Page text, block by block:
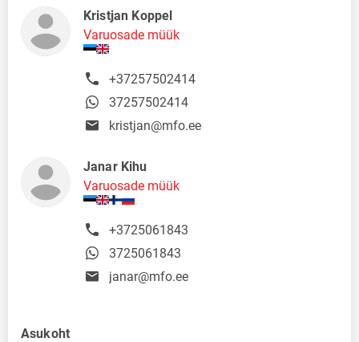
Kristjan Koppel
Varuosade müük
+37257502414
37257502414
kristjan@mfo.ee
Janar Kihu
Varuosade müük
+3725061843
3725061843
janar@mfo.ee
Asukoht